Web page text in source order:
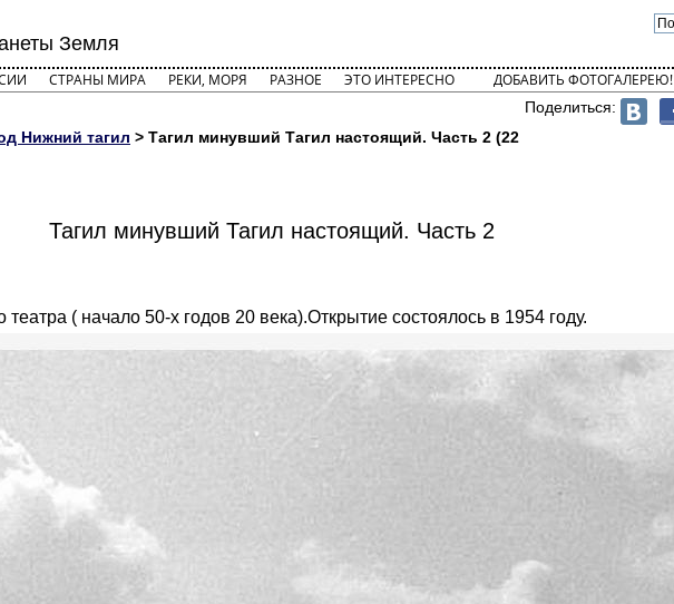
Земля
СТРАНЫ МИРА РЕКИ, МОРЯ РАЗНОЕ ЭТО ИНТЕРЕСНО ДОБАВИТЬ ФОТОГАЛЕРЕЮ!
Поделиться:
Нижний тагил > Тагил минувший Тагил настоящий. Часть 2 (22
Тагил минувший Тагил настоящий. Часть 2
( начало 50-х годов 20 века).Открытие состоялось в 1954 году.